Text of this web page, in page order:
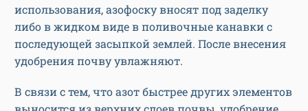
использования, азофоску вносят под заделку
либо в жидком виде в поливочные канавки с
последующей засыпкой землей. После внесения
удобрения почву увлажняют.
В связи с тем, что азот быстрее других элементов